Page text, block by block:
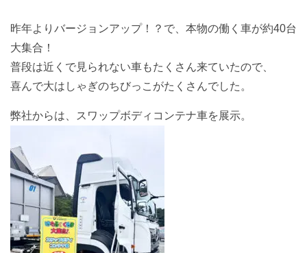
昨年よりバージョンアップ！？で、本物の働く車が約40台
大集合！
普段は近くで見られない車もたくさん来ていたので、
喜んで大はしゃぎのちびっこがたくさんでした。
弊社からは、スワップボディコンテナ車を展示。